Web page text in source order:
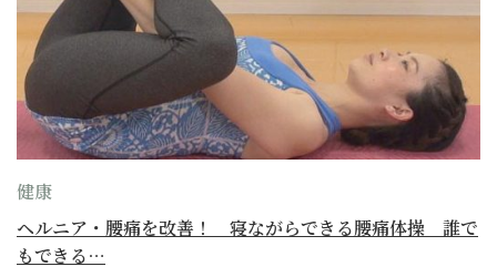
健康
ヘルニア・腰痛を改善！ 寝ながらできる腰痛体操 誰で
もできる…